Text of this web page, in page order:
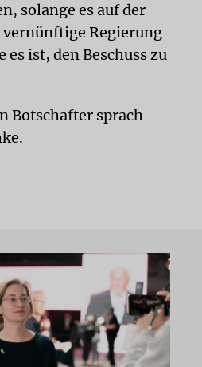
solange es auf der
vernünftige Regierung
ist, den Beschuss zu
Botschafter sprach